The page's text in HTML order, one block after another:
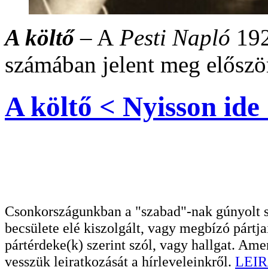
A költő– A Pesti Napló
számában jelent meg
A költő < Nyisson ide
Csonkországunkban a "szabad"-nak
becsülete elé kiszolgált, vagy megbízó
pártérdeke(k) szerint szól, vagy hallgat.
vesszük leiratkozását a hírleveleinkről.